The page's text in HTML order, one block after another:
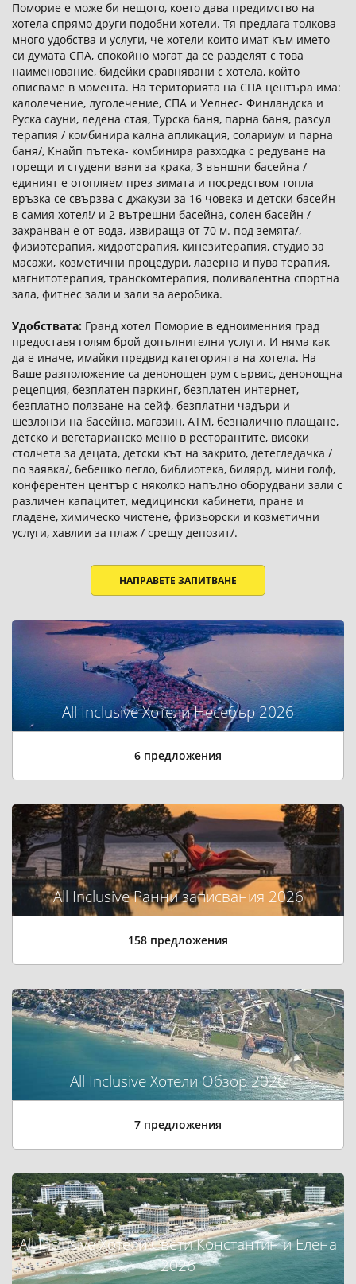
Поморие е може би нещото, което дава предимство на
хотела спрямо други подобни хотели. Тя предлага толкова
много удобства и услуги, че хотели които имат към името
си думата СПА, спокойно могат да се разделят с това
наименование, бидейки сравнявани с хотела, който
описваме в момента. На територията на СПА центъра има:
калолечение, луголечение, СПА и Уелнес- Финландска и
Руска сауни, ледена стая, Турска баня, парна баня, разсул
терапия / комбинира кална апликация, солариум и парна
баня/, Кнайп пътека- комбинира разходка с редуване на
горещи и студени вани за крака, 3 външни басейна /
единият е отопляем през зимата и посредством топла
връзка се свързва с джакузи за 16 човека и детски басейн
в самия хотел!/ и 2 вътрешни басейна, солен басейн /
захранван е от вода, извираща от 70 м. под земята/,
физиотерапия, хидротерапия, кинезитерапия, студио за
масажи, козметични процедури, лазерна и пува терапия,
магнитотерапия, транскомтерапия, поливалентна спортна
зала, фитнес зали и зали за аеробика.
Удобствата: Гранд хотел Поморие в едноименния град
предоставя голям брой допълнителни услуги. И няма как
да е иначе, имайки предвид категорията на хотела. На
Ваше разположение са денонощен рум сървис, денонощна
рецепция, безплатен паркинг, безплатен интернет,
безплатно ползване на сейф, безплатни чадъри и
шезлонзи на басейна, магазин, ATM, безналично плащане,
детско и вегетарианско меню в ресторантите, високи
столчета за децата, детски кът на закрито, детегледачка /
по заявка/, бебешко легло, библиотека, билярд, мини голф,
конферентен център с няколко напълно оборудвани зали с
различен капацитет, медицински кабинети, пране и
гладене, химическо чистене, фризьорски и козметични
услуги, хавлии за плаж / срещу депозит/.
НАПРАВЕТЕ ЗАПИТВАНЕ
All Inclusive Хотели Несебър 2026
6 предложения
All Inclusive Ранни записвания 2026
158 предложения
All Inclusive Хотели Обзор 2026
7 предложения
All Inclusive Хотели Свети Константин и Елена
2026